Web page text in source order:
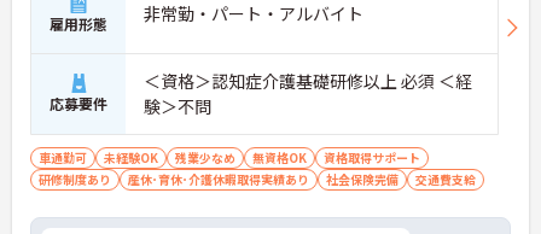
雇用形態 非常勤・パート・アルバイト
応募要件
＜資格＞認知症介護基礎研修以上 必須 ＜経
験＞不問
車通勤可 未経験OK 残業少なめ 無資格OK
資格取得サポート
研修制度あり
産休･育休･介護休暇取得実績あり 社会保険完備 交通費支給